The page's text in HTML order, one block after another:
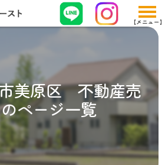
美原区 不動産売
ページ一覧